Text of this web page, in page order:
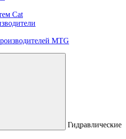
Cat
MTG
Гидравлические